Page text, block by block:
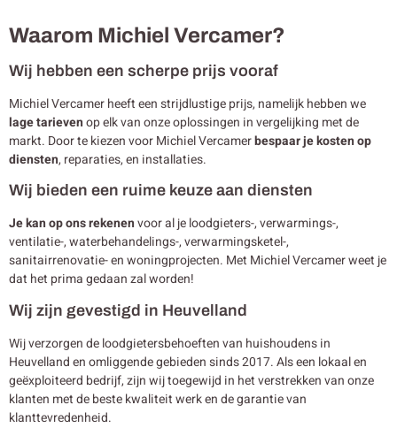
Waarom Michiel Vercamer?
Wij hebben een scherpe prijs vooraf
Michiel Vercamer heeft een strijdlustige prijs, namelijk hebben we
lage tarievenop elk van onze oplossingen in vergelijking met de
markt. Door te kiezen voor Michiel Vercamerbespaar je kosten op
diensten, reparaties, en installaties.
Wij bieden een ruime keuze aan diensten
Je kan op ons rekenenvoor al je loodgieters-, verwarmings-,
ventilatie-, waterbehandelings-, verwarmingsketel-,
sanitairrenovatie- en woningprojecten. Met Michiel Vercamer weet je
dat het prima gedaan zal worden!
Wij zijn gevestigd in Heuvelland
Wij verzorgen de loodgietersbehoeften van huishoudens in
Heuvelland en omliggende gebieden sinds 2017. Als een lokaal en
geëxploiteerd bedrijf, zijn wij toegewijd in het verstrekken van onze
klanten met de beste kwaliteit werk en de garantie van
klanttevredenheid.